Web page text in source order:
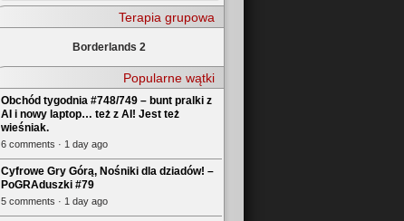
Terapia grupowa
Borderlands 2
Popularne wątki
Obchód tygodnia #748/749 – bunt pralki z
AI i nowy laptop… też z AI! Jest też
wieśniak.
6 comments · 1 day ago
Cyfrowe Gry Górą, Nośniki dla dziadów! –
PoGRAduszki #79
5 comments · 1 day ago